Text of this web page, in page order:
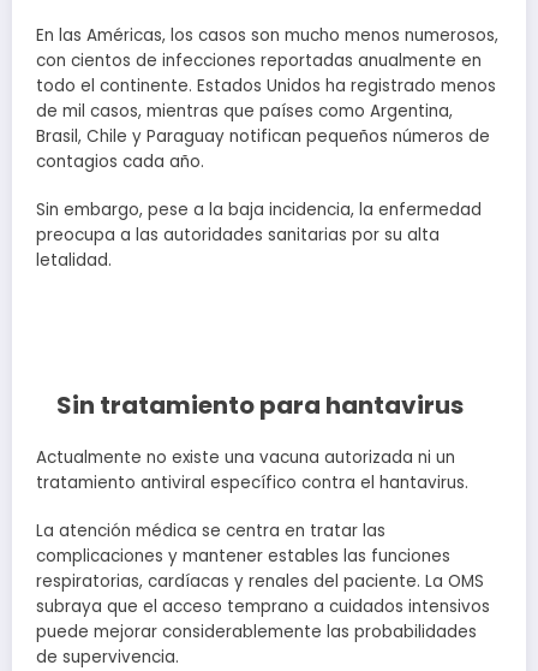
En las Américas, los casos son mucho menos numerosos,
con cientos de infecciones reportadas anualmente en
todo el continente. Estados Unidos ha registrado menos
de mil casos, mientras que países como Argentina,
Brasil, Chile y Paraguay notifican pequeños números de
contagios cada año.
Sin embargo, pese a la baja incidencia, la enfermedad
preocupa a las autoridades sanitarias por su alta
letalidad.
Sin tratamiento para hantavirus
Actualmente no existe una vacuna autorizada ni un
tratamiento antiviral específico contra el hantavirus.
La atención médica se centra en tratar las
complicaciones y mantener estables las funciones
respiratorias, cardíacas y renales del paciente. La OMS
subraya que el acceso temprano a cuidados intensivos
puede mejorar considerablemente las probabilidades
de supervivencia.